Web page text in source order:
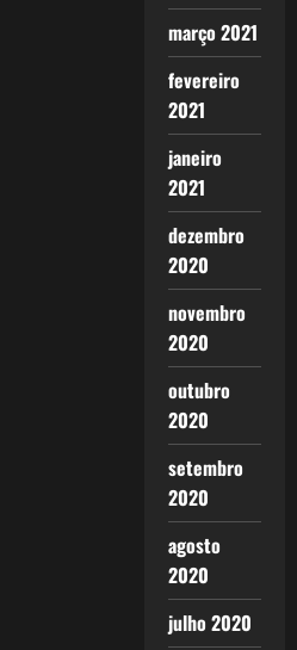
março 2021
fevereiro
2021
janeiro
2021
dezembro
2020
novembro
2020
outubro
2020
setembro
2020
agosto
2020
julho 2020